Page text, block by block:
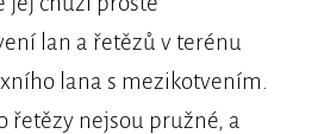
lan a řetězů v terénu
lana s mezikotvením.
řetězy nejsou pružné, a